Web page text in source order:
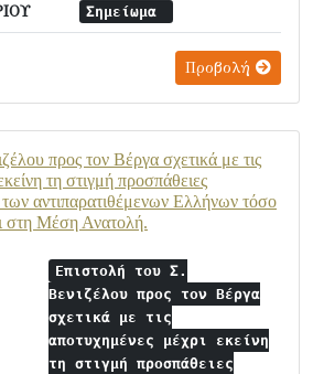
Σημείωμα
Προβολή
προς τον Βέργα σχετικά με τις
τη στιγμή προσπάθειες
αντιπαρατιθέμενων Ελλήνων τόσο
στη Μέση Ανατολή.
Επιστολή του Σ.
Βενιζέλου προς τον Βέργα
σχετικά με τις
αποτυχημένες μέχρι εκείνη
τη στιγμή προσπάθειες